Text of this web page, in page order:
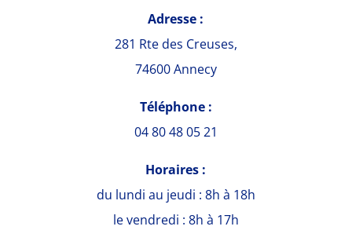
Adresse :
281 Rte des Creuses,
74600 Annecy
Téléphone :
04 80 48 05 21
Horaires :
du lundi au jeudi : 8h à 18h
le vendredi : 8h à 17h